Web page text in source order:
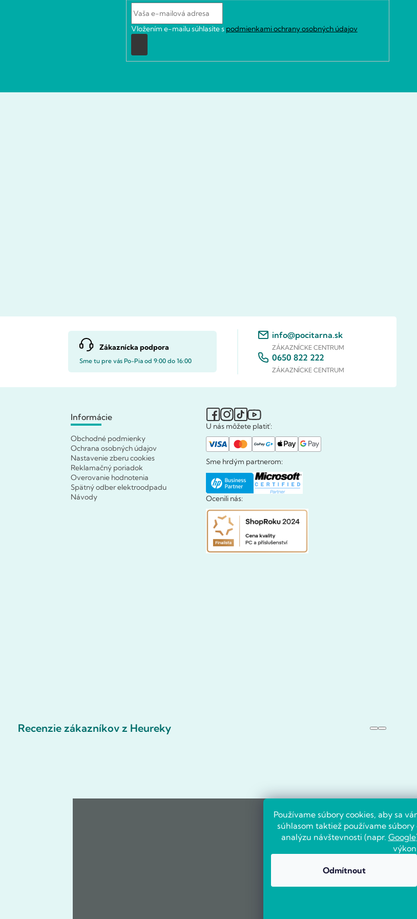
Používame súbory cookies, aby sa
súhlasom taktiež používame
analýzu návštevnosti (napr. Google
Odmítnout
Vložením e-mailu súhlasíte s podmienkami ochrany osobných údajov
sa
Zákaznícka podpora
Sme tu pre vás Po-Pia od 9:00 do 16:00
info@pocitarna.sk
ZÁKAZNÍCKE CENTRUM
0650 822 222
ZÁKAZNÍCKE CENTRUM
Informácie
Obchodné podmienky
Ochrana osobných údajov
Nastavenie zberu cookies
Reklamačný poriadok
Overovanie hodnotenia
Spätný odber elektroodpadu
Návody
U nás môžete platiť:
Sme hrdým partnerom:
Ocenili nás:
Recenzie zákazníkov z Heureky